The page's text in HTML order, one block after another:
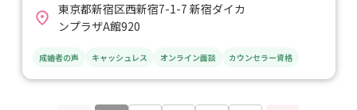
東京都新宿区西新宿7-1-7 新宿ダイカ
ンプラザA館920
成婚者の声 キャッシュレス オンライン面談 カウンセラー資格